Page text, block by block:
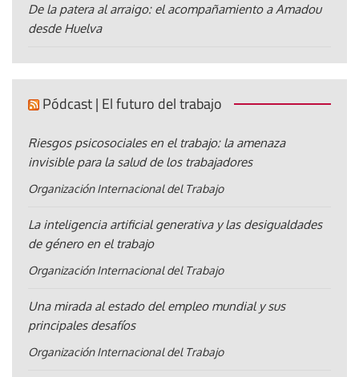
De la patera al arraigo: el acompañamiento a Amadou
desde Huelva
Pódcast | El futuro del trabajo
Riesgos psicosociales en el trabajo: la amenaza
invisible para la salud de los trabajadores
Organización Internacional del Trabajo
La inteligencia artificial generativa y las desigualdades
de género en el trabajo
Organización Internacional del Trabajo
Una mirada al estado del empleo mundial y sus
principales desafíos
Organización Internacional del Trabajo